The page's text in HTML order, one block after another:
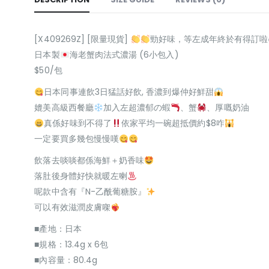
[X409269Z] [限量現貨]
勁好味，等左成年終於有得訂
日本製
海老蟹肉法式濃湯 (6小包入)
$50/包
日本同事連飲3日猛話好飲, 香濃到爆仲好鮮甜
媲美高級西餐廳
加入左超濃郁の蝦 、蟹
、厚嘅奶油
真係好味到不得了
依家平均一碗超抵價約$8咋
一定要買多幾包慢慢嘆
飲落去啖啖都係海鮮＋奶香味
落肚後身體好快就暖左喇
呢款中含有『N-乙酰葡糖胺』
可以有效滋潤皮膚㗎
■產地：日本
■規格：13.4g x 6包
■內容量：80.4g